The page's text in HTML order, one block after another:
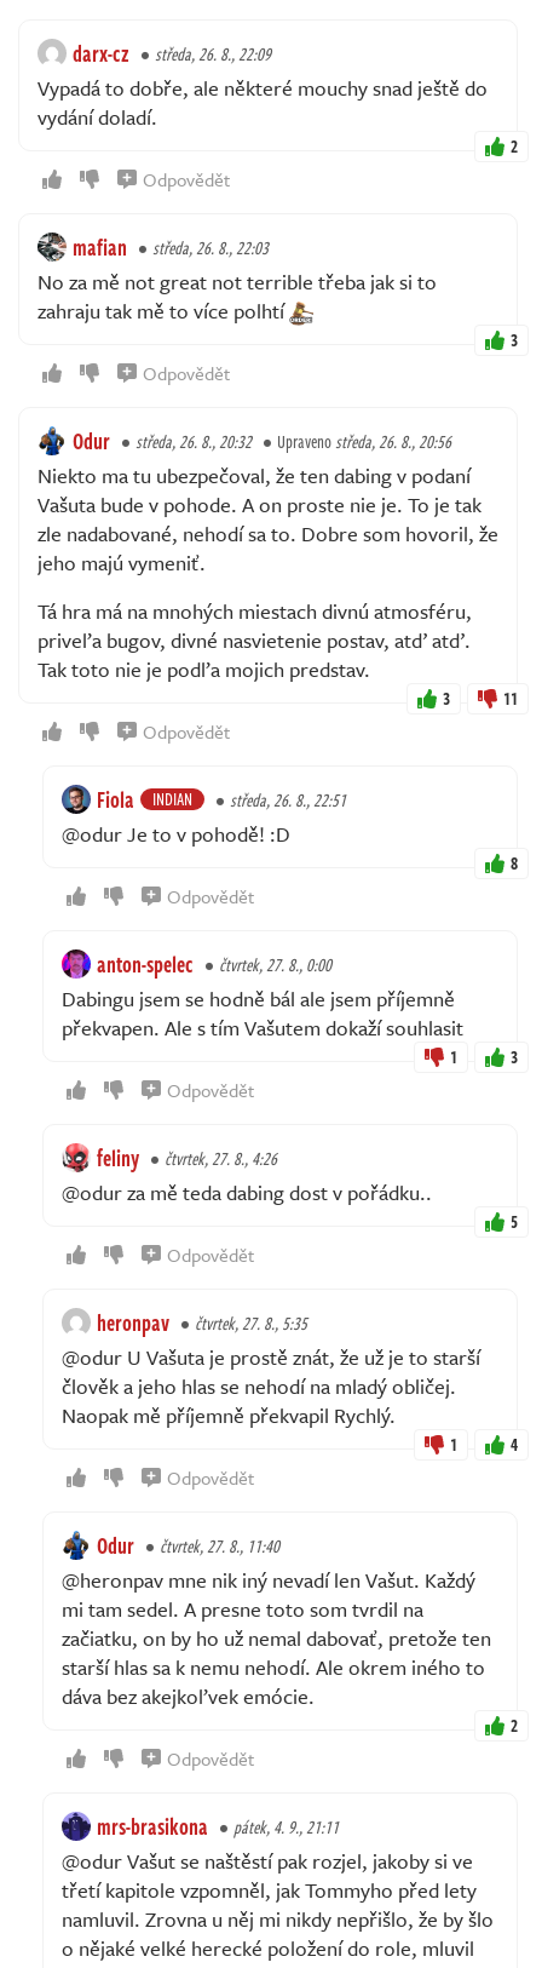
darx-cz středa, 26. 8., 22:09
Vypadá to dobře, ale některé mouchy snad ještě do
vydání doladí.
2
Odpovědět
mafian středa, 26. 8., 22:03
No za mě not great not terrible třeba jak si to
zahraju tak mě to více polhtí
3
Odpovědět
Odur středa, 26. 8., 20:32 Upravenostředa, 26. 8., 20:56
Niekto ma tu ubezpečoval, že ten dabing v podaní
Vašuta bude v pohode. A on proste nie je. To je tak
zle nadabované, nehodí sa to. Dobre som hovoril, že
jeho majú vymeniť.
Tá hra má na mnohých miestach divnú atmosféru,
priveľa bugov, divné nasvietenie postav, atď atď.
Tak toto nie je podľa mojich predstav.
3 11
Odpovědět
Fiola INDIAN středa, 26. 8., 22:51
@odur Je to v pohodě! :D
8
Odpovědět
anton-spelec čtvrtek, 27. 8., 0:00
Dabingu jsem se hodně bál ale jsem příjemně
překvapen. Ale s tím Vašutem dokaží souhlasit
1 3
Odpovědět
feliny čtvrtek, 27. 8., 4:26
@odur za mě teda dabing dost v pořádku..
5
Odpovědět
heronpav čtvrtek, 27. 8., 5:35
@odur U Vašuta je prostě znát, že už je to starší
člověk a jeho hlas se nehodí na mladý obličej.
Naopak mě příjemně překvapil Rychlý.
1 4
Odpovědět
Odur čtvrtek, 27. 8., 11:40
@heronpav mne nik iný nevadí len Vašut. Každý
mi tam sedel. A presne toto som tvrdil na
začiatku, on by ho už nemal dabovať, pretože ten
starší hlas sa k nemu nehodí. Ale okrem iného to
dáva bez akejkoľvek emócie.
2
Odpovědět
mrs-brasikona pátek, 4. 9., 21:11
@odur Vašut se naštěstí pak rozjel, jakoby si ve
třetí kapitole vzpomněl, jak Tommyho před lety
namluvil. Zrovna u něj mi nikdy nepřišlo, že by šlo
o nějaké velké herecké položení do role, mluvil